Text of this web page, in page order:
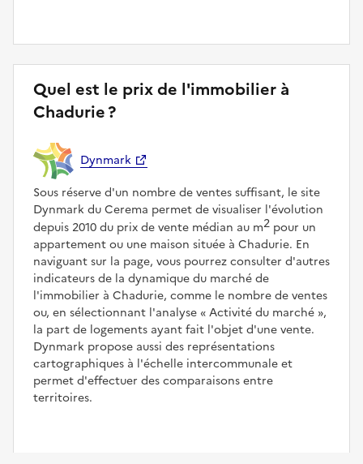
Quel est le prix de l'immobilier à
Chadurie ?
Dynmark
Sous réserve d'un nombre de ventes suffisant, le site
Dynmark du Cerema permet de visualiser l'évolution
depuis 2010 du prix de vente médian au m2 pour un
appartement ou une maison située à Chadurie. En
naviguant sur la page, vous pourrez consulter d'autres
indicateurs de la dynamique du marché de
l'immobilier à Chadurie, comme le nombre de ventes
ou, en sélectionnant l'analyse
Activité du marché ,
la part de logements ayant fait l'objet d'une vente.
Dynmark propose aussi des représentations
cartographiques à l'échelle intercommunale et
permet d'effectuer des comparaisons entre
territoires.